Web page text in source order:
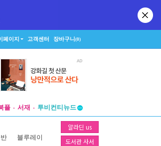
페이지 고객센터 장바구니(0)
플 서재
투비컨티뉴드
창작플랫폼
투비컨티뉴드
알라딘 us
도서관 사서
블루레이